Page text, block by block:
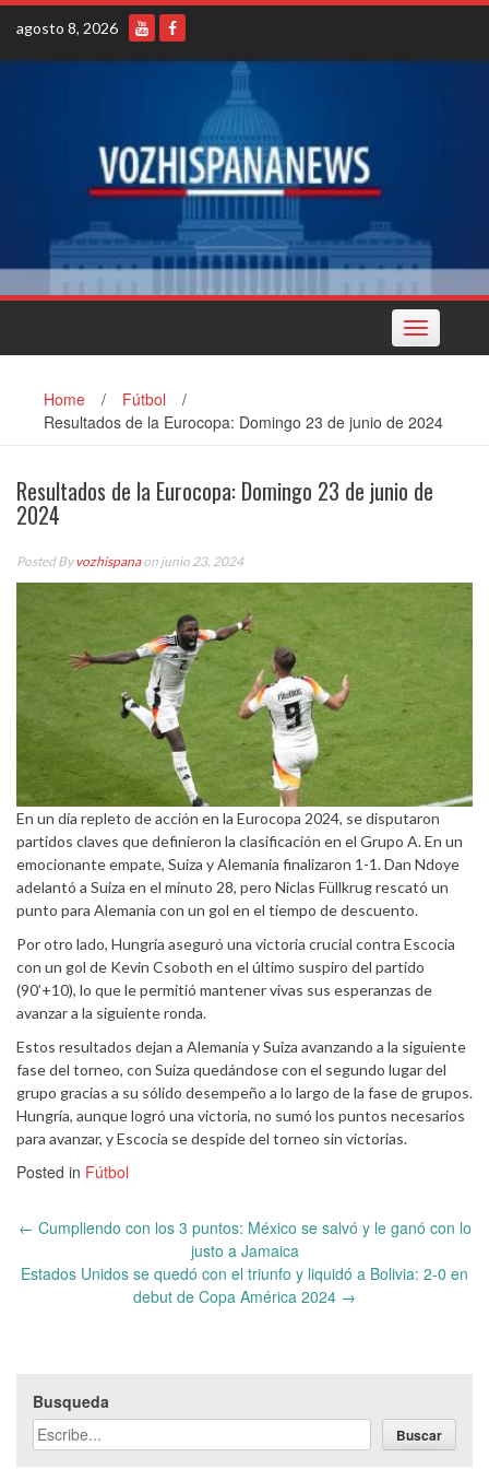
Skip
content
agosto 8, 2026
Toggle
navigation
Home / Fútbol
/
Resultados de la Eurocopa: Domingo 23 de junio de 2024
Resultados de la Eurocopa: Domingo 23 de junio de
2024
Posted Byvozhispanaon junio 23, 2024
En un día repleto de acción en la Eurocopa 2024, se disputaron
partidos claves que definieron la clasificación en el Grupo A. En un
emocionante empate, Suiza y Alemania finalizaron 1-1. Dan Ndoye
adelantó a Suiza en el minuto 28, pero Niclas Füllkrug rescató un
punto para Alemania con un gol en el tiempo de descuento.
Por otro lado, Hungría aseguró una victoria crucial contra Escocia
con un gol de Kevin Csoboth en el último suspiro del partido
(90’+10), lo que le permitió mantener vivas sus esperanzas de
avanzar a la siguiente ronda.
Estos resultados dejan a Alemania y Suiza avanzando a la siguiente
fase del torneo, con Suiza quedándose con el segundo lugar del
grupo gracias a su sólido desempeño a lo largo de la fase de grupos.
Hungría, aunque logró una victoria, no sumó los puntos necesarios
para avanzar, y Escocia se despide del torneo sin victorias.
Posted in Fútbol
Post
← Cumpliendo con los 3 puntos: México se salvó y le ganó con lo
justo a Jamaica
Estados Unidos se quedó con el triunfo y liquidó a Bolivia: 2-0 en
debut de Copa América 2024 →
Busqueda
Buscar